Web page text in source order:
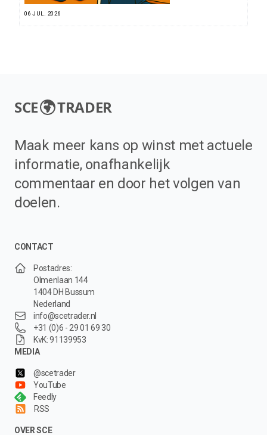
06 JUL. 2026
SCE TRADER
Maak meer kans op winst met actuele
informatie, onafhankelijk
commentaar en door het volgen van
doelen.
CONTACT
Postadres:
Olmenlaan 144
1404 DH Bussum
Nederland
info@scetrader.nl
+31 (0)6 - 29 01 69 30
KvK: 91139953
MEDIA
@scetrader
YouTube
Feedly
RSS
OVER SCE